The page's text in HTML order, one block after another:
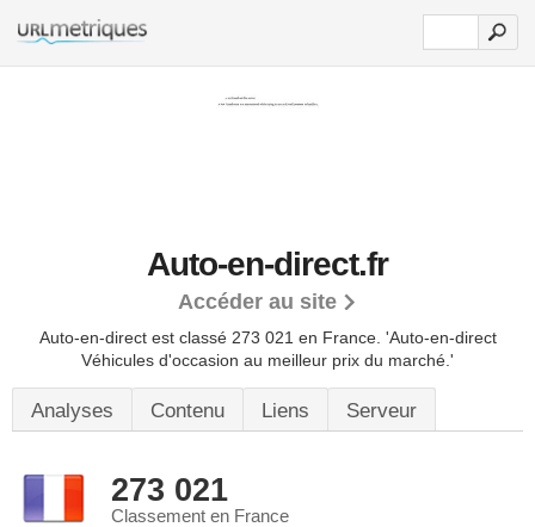
Auto-en-direct.fr
Accéder au site
Auto-en-direct est classé 273 021 en France. 'Auto-en-direct
Véhicules d'occasion au meilleur prix du marché.'
Analyses Contenu Liens Serveur
273 021
Classement en France